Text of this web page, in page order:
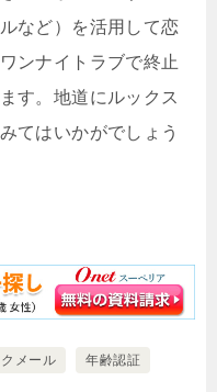
など）を活用して恋
ンナイトラブで終止
す。地道にルックス
てはいかがでしょう
メール 年齢認証